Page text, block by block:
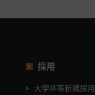
採用
大学卒等新規採用